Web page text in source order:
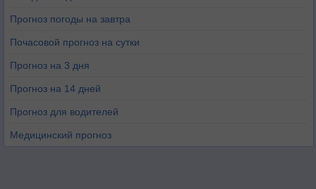
Прогноз погоды на завтра
Почасовой прогноз на сутки
Прогноз на 3 дня
Прогноз на 14 дней
Прогноз для водителей
Медицинский прогноз